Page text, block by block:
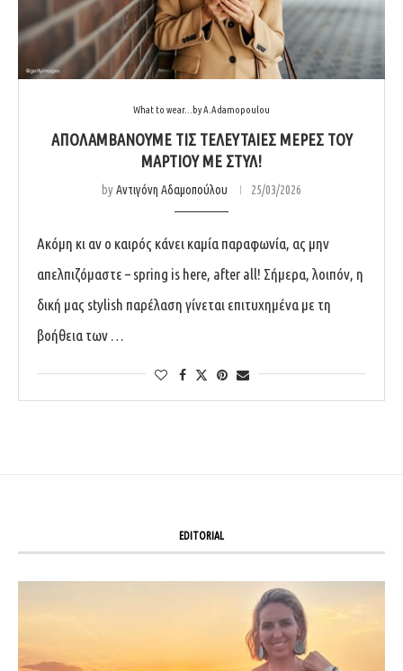
What to wear...by A.Adamopoulou
ΑΠΟΛΑΜΒΆΝΟΥΜΕ ΤΙΣ ΤΕΛΕΥΤΑΊΕΣ ΜΈΡΕΣ ΤΟΥ
ΜΑΡΤΊΟΥ ΜΕ ΣΤΥΛ!
byΑντιγόνη Αδαμοπούλου 25/03/2026
Ακόμη κι αν ο καιρός κάνει καμία παραφωνία, ας μην
απελπιζόμαστε – spring is here, after all! Σήμερα, λοιπόν, η
δική μας stylish παρέλαση γίνεται επιτυχημένα με τη
βοήθεια των …
EDITORIAL